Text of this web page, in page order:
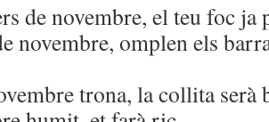
de novembre, el teu foc ja
novembre, omplen els
trona, la collita serà